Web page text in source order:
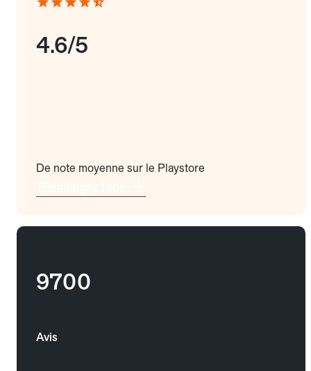
4.6/5
De note moyenne sur le Playstore
9700
Avis